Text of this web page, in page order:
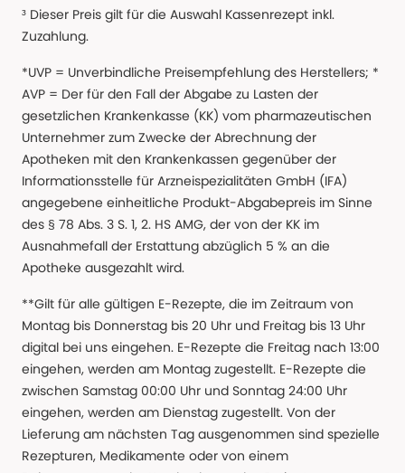
³ Dieser Preis gilt für die Auswahl Kassenrezept inkl.
Zuzahlung.
*UVP = Unverbindliche Preisempfehlung des Herstellers; *
AVP = Der für den Fall der Abgabe zu Lasten der
gesetzlichen Krankenkasse (KK) vom pharmazeutischen
Unternehmer zum Zwecke der Abrechnung der
Apotheken mit den Krankenkassen gegenüber der
Informationsstelle für Arzneispezialitäten GmbH (IFA)
angegebene einheitliche Produkt-Abgabepreis im Sinne
des § 78 Abs. 3 S. 1, 2. HS AMG, der von der KK im
Ausnahmefall der Erstattung abzüglich 5 % an die
Apotheke ausgezahlt wird.
**Gilt für alle gültigen E-Rezepte, die im Zeitraum von
Montag bis Donnerstag bis 20 Uhr und Freitag bis 13 Uhr
digital bei uns eingehen. E-Rezepte die Freitag nach 13:00
eingehen, werden am Montag zugestellt. E-Rezepte die
zwischen Samstag 00:00 Uhr und Sonntag 24:00 Uhr
eingehen, werden am Dienstag zugestellt. Von der
Lieferung am nächsten Tag ausgenommen sind spezielle
Rezepturen, Medikamente oder von einem